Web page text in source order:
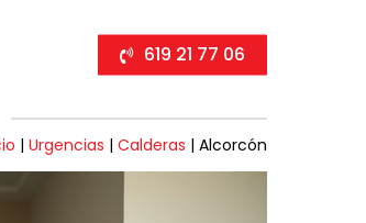
619 21 77 06
| Urgencias | Calderas | Alcorcón